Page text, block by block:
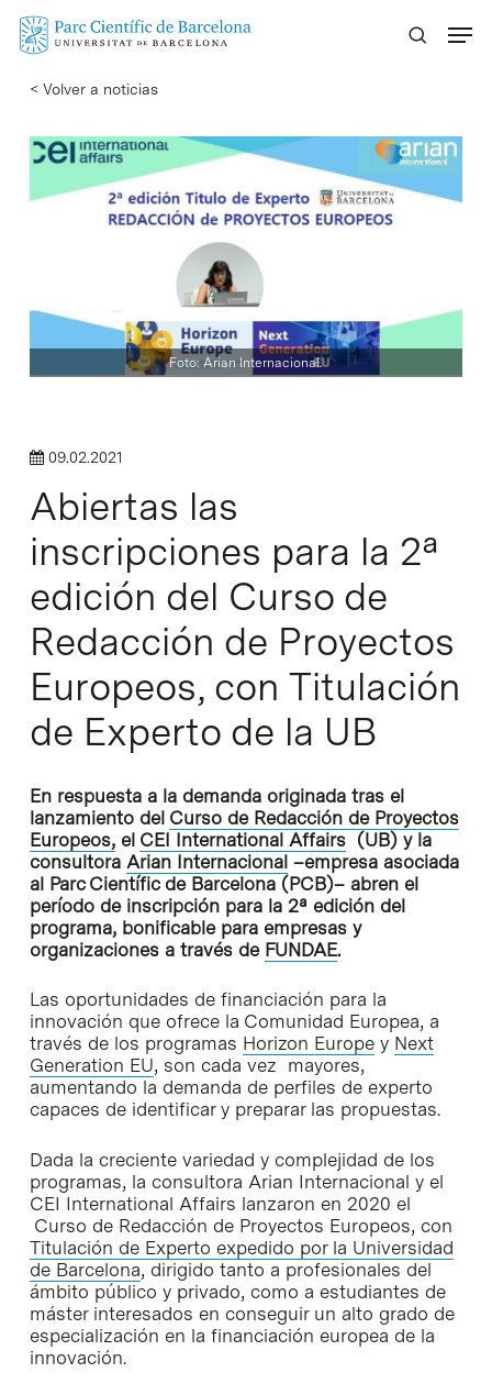
Skip
content
< Volver a noticias
Foto: Arian Internacional.
09.02.2021
Abiertas las
inscripciones para la 2ª
edición del Curso de
Redacción de Proyectos
Europeos, con Titulación
de Experto de la UB
En respuesta a la demanda originada tras el
lanzamiento del Curso de Redacción de Proyectos
Europeos,el CEI International Affairs(UB) y la
consultora Arian Internacional–empresa asociada
al Parc Científic de Barcelona (PCB)– abren el
período de inscripción para la 2ª edición del
programa, bonificable para empresas y
organizaciones a través de FUNDAE.
Las oportunidades de financiación para la
innovación que ofrece la Comunidad Europea, a
través de los programas Horizon Europey Next
Generation EU, son cada vez mayores,
aumentando la demanda de perfiles de experto
capaces de identificar y preparar las propuestas.
Dada la creciente variedad y complejidad de los
programas, la consultora Arian Internacional y el
CEI International Affairs lanzaron en 2020 el
Curso de Redacción de Proyectos Europeos, con
Titulación de Experto expedido por la Universidad
de Barcelona, dirigido tanto a profesionales del
ámbito público y privado, como a estudiantes de
máster interesados en conseguir un alto grado de
especialización en la financiación europea de la
innovación.